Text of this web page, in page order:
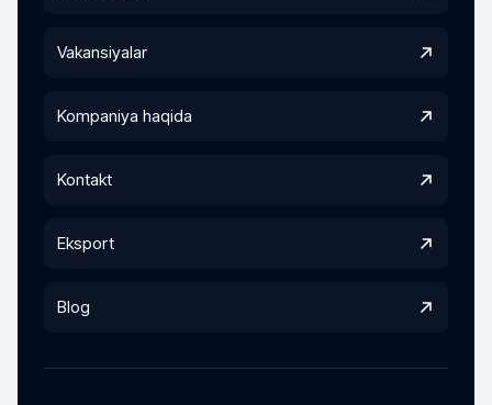
Vakansiyalar
Kompaniya haqida
Kontakt
Eksport
Blog